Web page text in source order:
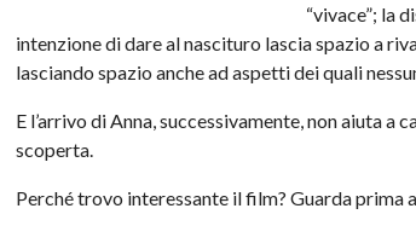
“vivace”; la
intenzione di dare al nascituro lascia spazio a
lasciando spazio anche ad aspetti dei quali
E l’arrivo di Anna, successivamente, non aiuta
scoperta.
Perché trovo interessante il film? Guarda prima